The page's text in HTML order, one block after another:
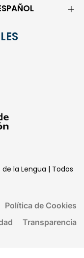
la Lengua | Todos
Política de Cookies
Transparencia